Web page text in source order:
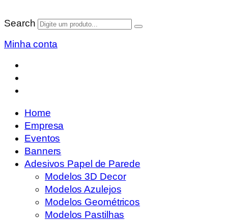
Search
Minha conta
Home
Empresa
Eventos
Banners
Adesivos Papel de Parede
Modelos 3D Decor
Modelos Azulejos
Modelos Geométricos
Modelos Pastilhas